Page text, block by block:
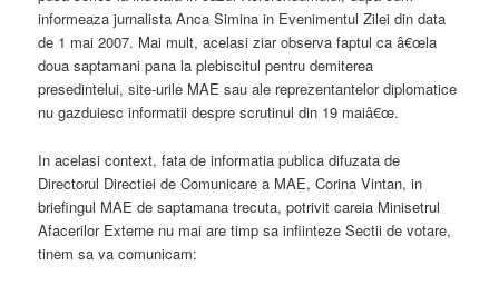
informeaza jurnalista Anca Simina in Evenimentul Zilei din data
de 1 mai 2007. Mai mult, acelasi ziar observa faptul ca â€œla
doua saptamani pana la plebiscitul pentru demiterea
presedintelui, site-urile MAE sau ale reprezentantelor diplomatice
nu gazduiesc informatii despre scrutinul din 19 maiâ€œ.
In acelasi context, fata de informatia publica difuzata de
Directorul Directiei de Comunicare a MAE, Corina Vintan, in
briefingul MAE de saptamana trecuta, potrivit careia Minisetrul
Afacerilor Externe nu mai are timp sa infiinteze Sectii de votare,
tinem sa va comunicam: